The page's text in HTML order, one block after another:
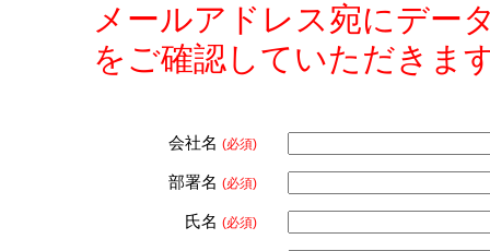
メールアドレス宛にデー
をご確認していただきま
会社名 (必須)
部署名 (必須)
氏名 (必須)